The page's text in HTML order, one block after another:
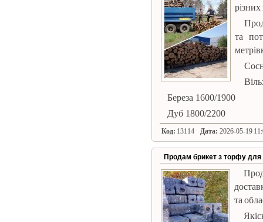
та
Береза ​​1600/1900
Дуб 1800/2200
Код: 13114 Дата: 2026-05-19
Продам брикет з торфу для
та